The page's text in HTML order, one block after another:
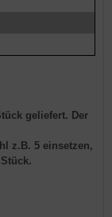
geliefert. Der
z.B. 5 einsetzen,